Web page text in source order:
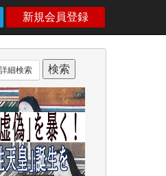
新規会員登録
詳細検索